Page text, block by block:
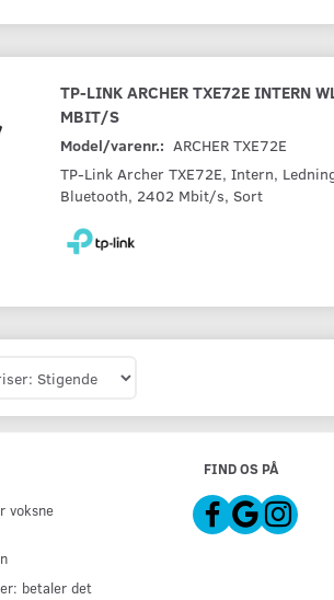
TP-LINK ARCHER TXE72E INTERN
MBIT/S
Model/varenr.: ARCHER TXE72E
TP-Link Archer TXE72E, Intern,
Bluetooth, 2402 Mbit/s, Sort
voksne
betaler det
FIND OS PÅ